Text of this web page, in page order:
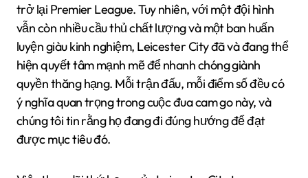
trở lại Premier League. Tuy nhiên, với một đội hình
vẫn còn nhiều cầu thủ chất lượng và một ban huấn
luyện giàu kinh nghiệm, Leicester City đã và đang thể
hiện quyết tâm mạnh mẽ để nhanh chóng giành
quyền thăng hạng. Mỗi trận đấu, mỗi điểm số đều có
ý nghĩa quan trọng trong cuộc đua cam go này, và
chúng tôi tin rằng họ đang đi đúng hướng để đạt
được mục tiêu đó.